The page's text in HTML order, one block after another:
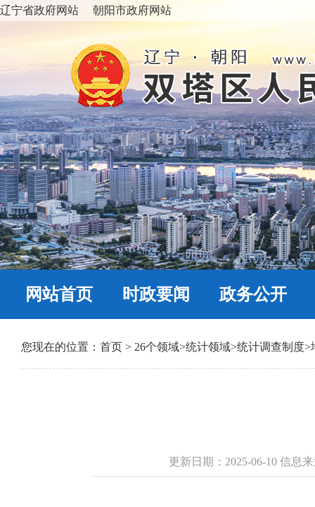
辽宁省政府网站 朝阳市政府网站
网站首页 时政要闻 政务公开
您现在的位置： 首页 > 26个领域>统计领域>统计调查制度>
更新日期：2025-06-10 信息